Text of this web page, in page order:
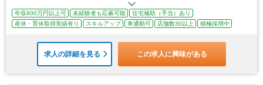
年収800万円以上可 未経験者も応募可能
住宅補助（手当）あり
産休・育休取得実績有り
スキルアップ 車通勤可 店舗数30以上 積極採用中
求人の詳細を見る この求人に興味がある